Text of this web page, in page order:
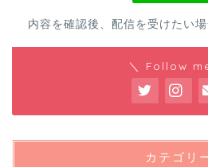
内容を確認後、配信を受けたい
＼ Follow
カテゴリ